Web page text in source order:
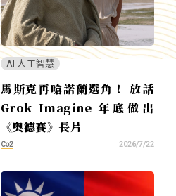
AI 人工智慧
馬斯克再嗆諾蘭選角！ 放話
Grok Imagine 年底做出
《奧德賽》長片
Co2 2026/7/22